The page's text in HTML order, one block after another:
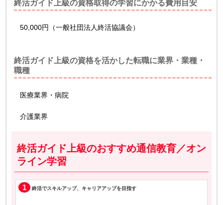
終活ガイド上級の資格取得の学習にかかる費用目安
50,000円（一般社団法人終活協議会）
終活ガイド上級の資格を活かした転職に業界・業種・
職種
医療業界・病院
介護業界
終活ガイド上級のおすすめ通信教育／オン
ライン学習
1 終活でスキルアップ、キャリアアップを目指す